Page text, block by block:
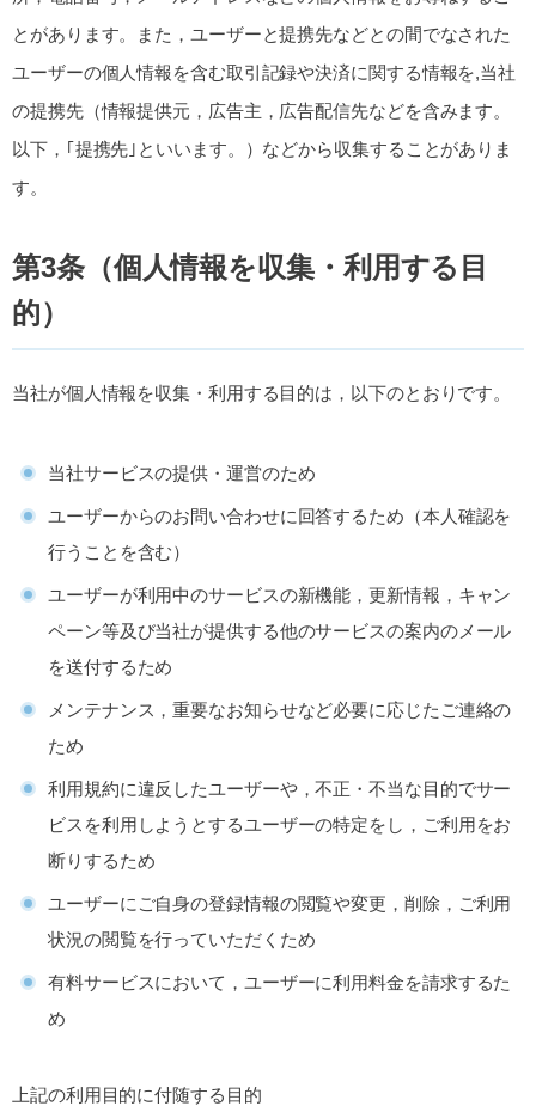
とがあります。また，ユーザーと提携先などとの間でなされた
ユーザーの個人情報を含む取引記録や決済に関する情報を,当社
の提携先（情報提供元，広告主，広告配信先などを含みます。
以下，｢提携先｣といいます。）などから収集することがありま
す。
第3条（個人情報を収集・利用する目
的）
当社が個人情報を収集・利用する目的は，以下のとおりです。
当社サービスの提供・運営のため
ユーザーからのお問い合わせに回答するため（本人確認を
行うことを含む）
ユーザーが利用中のサービスの新機能，更新情報，キャン
ペーン等及び当社が提供する他のサービスの案内のメール
を送付するため
メンテナンス，重要なお知らせなど必要に応じたご連絡の
ため
利用規約に違反したユーザーや，不正・不当な目的でサー
ビスを利用しようとするユーザーの特定をし，ご利用をお
断りするため
ユーザーにご自身の登録情報の閲覧や変更，削除，ご利用
状況の閲覧を行っていただくため
有料サービスにおいて，ユーザーに利用料金を請求するた
め
上記の利用目的に付随する目的